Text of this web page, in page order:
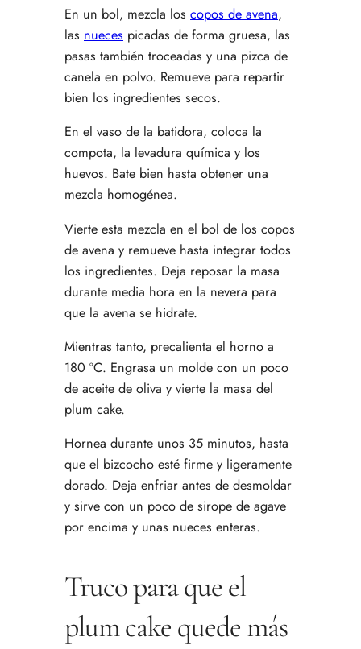
En un bol, mezcla los copos de avena,
las nueces picadas de forma gruesa, las
pasas también troceadas y una pizca de
canela en polvo. Remueve para repartir
bien los ingredientes secos.
En el vaso de la batidora, coloca la
compota, la levadura química y los
huevos. Bate bien hasta obtener una
mezcla homogénea.
Vierte esta mezcla en el bol de los copos
de avena y remueve hasta integrar todos
los ingredientes. Deja reposar la masa
durante media hora en la nevera para
que la avena se hidrate.
Mientras tanto, precalienta el horno a
180 ºC. Engrasa un molde con un poco
de aceite de oliva y vierte la masa del
plum cake.
Hornea durante unos 35 minutos, hasta
que el bizcocho esté firme y ligeramente
dorado. Deja enfriar antes de desmoldar
y sirve con un poco de sirope de agave
por encima y unas nueces enteras.
Truco para que el
plum cake quede más